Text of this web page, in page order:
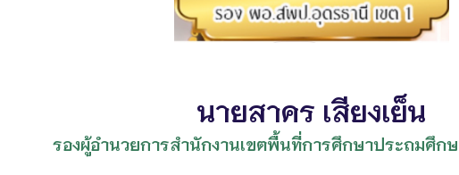
นายสาคร เสียงเย็น
รองผู้อำนวยการสำนักงานเขตพื้นที่การศึกษาประถมศึกษ